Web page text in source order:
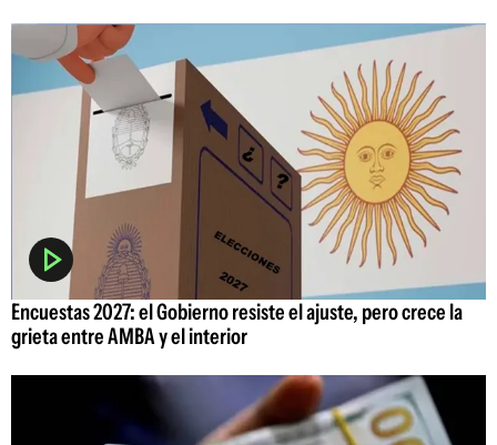
Encuestas 2027: el Gobierno resiste el ajuste, pero crece la
grieta entre AMBA y el interior